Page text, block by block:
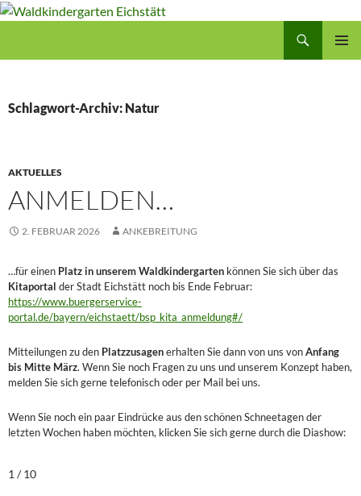
Zum
Schlagwort-Archiv: Natur
AKTUELLES
ANMELDEN…
2. FEBRUAR 2026 ANKEBREITUNG
…für einen Platz in unserem Waldkindergarten können Sie sich über das
Kitaportal der Stadt Eichstätt noch bis Ende Februar:
https://www.buergerservice-
portal.de/bayern/eichstaett/bsp_kita_anmeldung#/
Mitteilungen zu den Platzzusagenerhalten Sie dann von uns vonAnfang
bis Mitte März. Wenn Sie noch Fragen zu uns und unserem Konzept haben,
melden Sie sich gerne telefonisch oder per Mail bei uns.
Wenn Sie noch ein paar Eindrücke aus den schönen Schneetagen der
letzten Wochen haben möchten, klicken Sie sich gerne durch die Diashow:
1 / 10